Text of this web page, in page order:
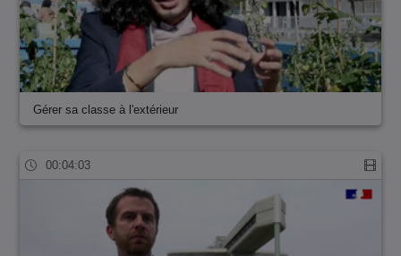
Gérer sa classe à l'extérieur
00:04:03